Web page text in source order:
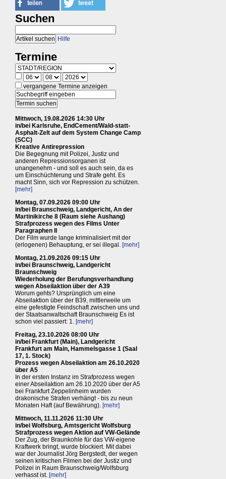
Suchen
Hilfe
Termine
vergangene Termine anzeigen
Mittwoch, 19.08.2026 14:30 Uhr
in/bei Karlsruhe, EndCement/Wald-statt-
Asphalt-Zelt auf dem System Change Camp
(SCC)
Kreative Antirepression
Die Begegnung mit Polizei, Justiz und
anderen Repressionsorganen ist
unangenehm - und soll es auch sein, da es
um Einschüchterung und Strafe geht. Es
macht Sinn, sich vor Repression zu schützen.
[mehr]
Montag, 07.09.2026 09:00 Uhr
in/bei Braunschweig, Landgericht, An der
Martinikirche 8 (Raum siehe Aushang)
Strafprozess wegen des Films Unter
Paragraphen II
Der Film wurde lange kriminalisiert mit der
(erlogenen) Behauptung, er sei illegal. [mehr]
Montag, 21.09.2026 09:15 Uhr
in/bei Braunschweig, Landgericht
Braunschweig
Wiederholung der Berufungsverhandlung
wegen Abseilaktion über der A39
Worum gehts? Ursprünglich um eine
Abseilaktion über der B39, mittlerweile um
eine gefestigte Feindschaft zwischen uns und
der Staatsanwaltschaft Braunschweig Es ist
schon viel passiert: 1. [mehr]
Freitag, 23.10.2026 08:00 Uhr
in/bei Frankfurt (Main), Landgericht
Frankfurt am Main, Hammelsgasse 1 (Saal
17, 1. Stock)
Prozess wegen Abseilaktion am 26.10.2020
über A5
In der ersten Instanz im Strafprozess wegen
einer Abseilaktion am 26.10.2020 über der A5
bei Frankfurt Zeppelinheim wurden
drakonische Strafen verhängt - bis zu neun
Monaten Haft (auf Bewährung). [mehr]
Mittwoch, 11.11.2026 11:30 Uhr
in/bei Wolfsburg, Amtsgericht Wolfsburg
Strafprozess wegen Aktion auf VW-Gelände
Der Zug, der Braunkohle für das VW-eigene
Kraftwerk bringt, wurde blockiert. Mit dabei
war der Journalist Jörg Bergstedt, der wegen
seinen kritischen Filmen bei der Justiz und
Polizei in Raum Braunschweig/Wolfsburg
verhasst ist. [mehr]